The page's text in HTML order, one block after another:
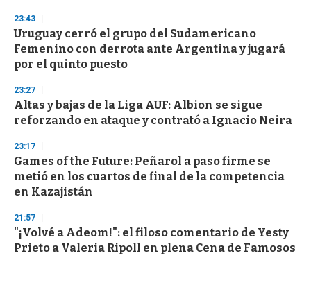
23:43
Uruguay cerró el grupo del Sudamericano
Femenino con derrota ante Argentina y jugará
por el quinto puesto
23:27
Altas y bajas de la Liga AUF: Albion se sigue
reforzando en ataque y contrató a Ignacio Neira
23:17
Games of the Future: Peñarol a paso firme se
metió en los cuartos de final de la competencia
en Kazajistán
21:57
"¡Volvé a Adeom!": el filoso comentario de Yesty
Prieto a Valeria Ripoll en plena Cena de Famosos